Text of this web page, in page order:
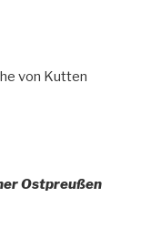
von Kutten
Ostpreußen